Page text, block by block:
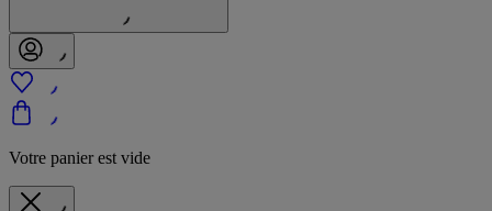
Votre panier est vide